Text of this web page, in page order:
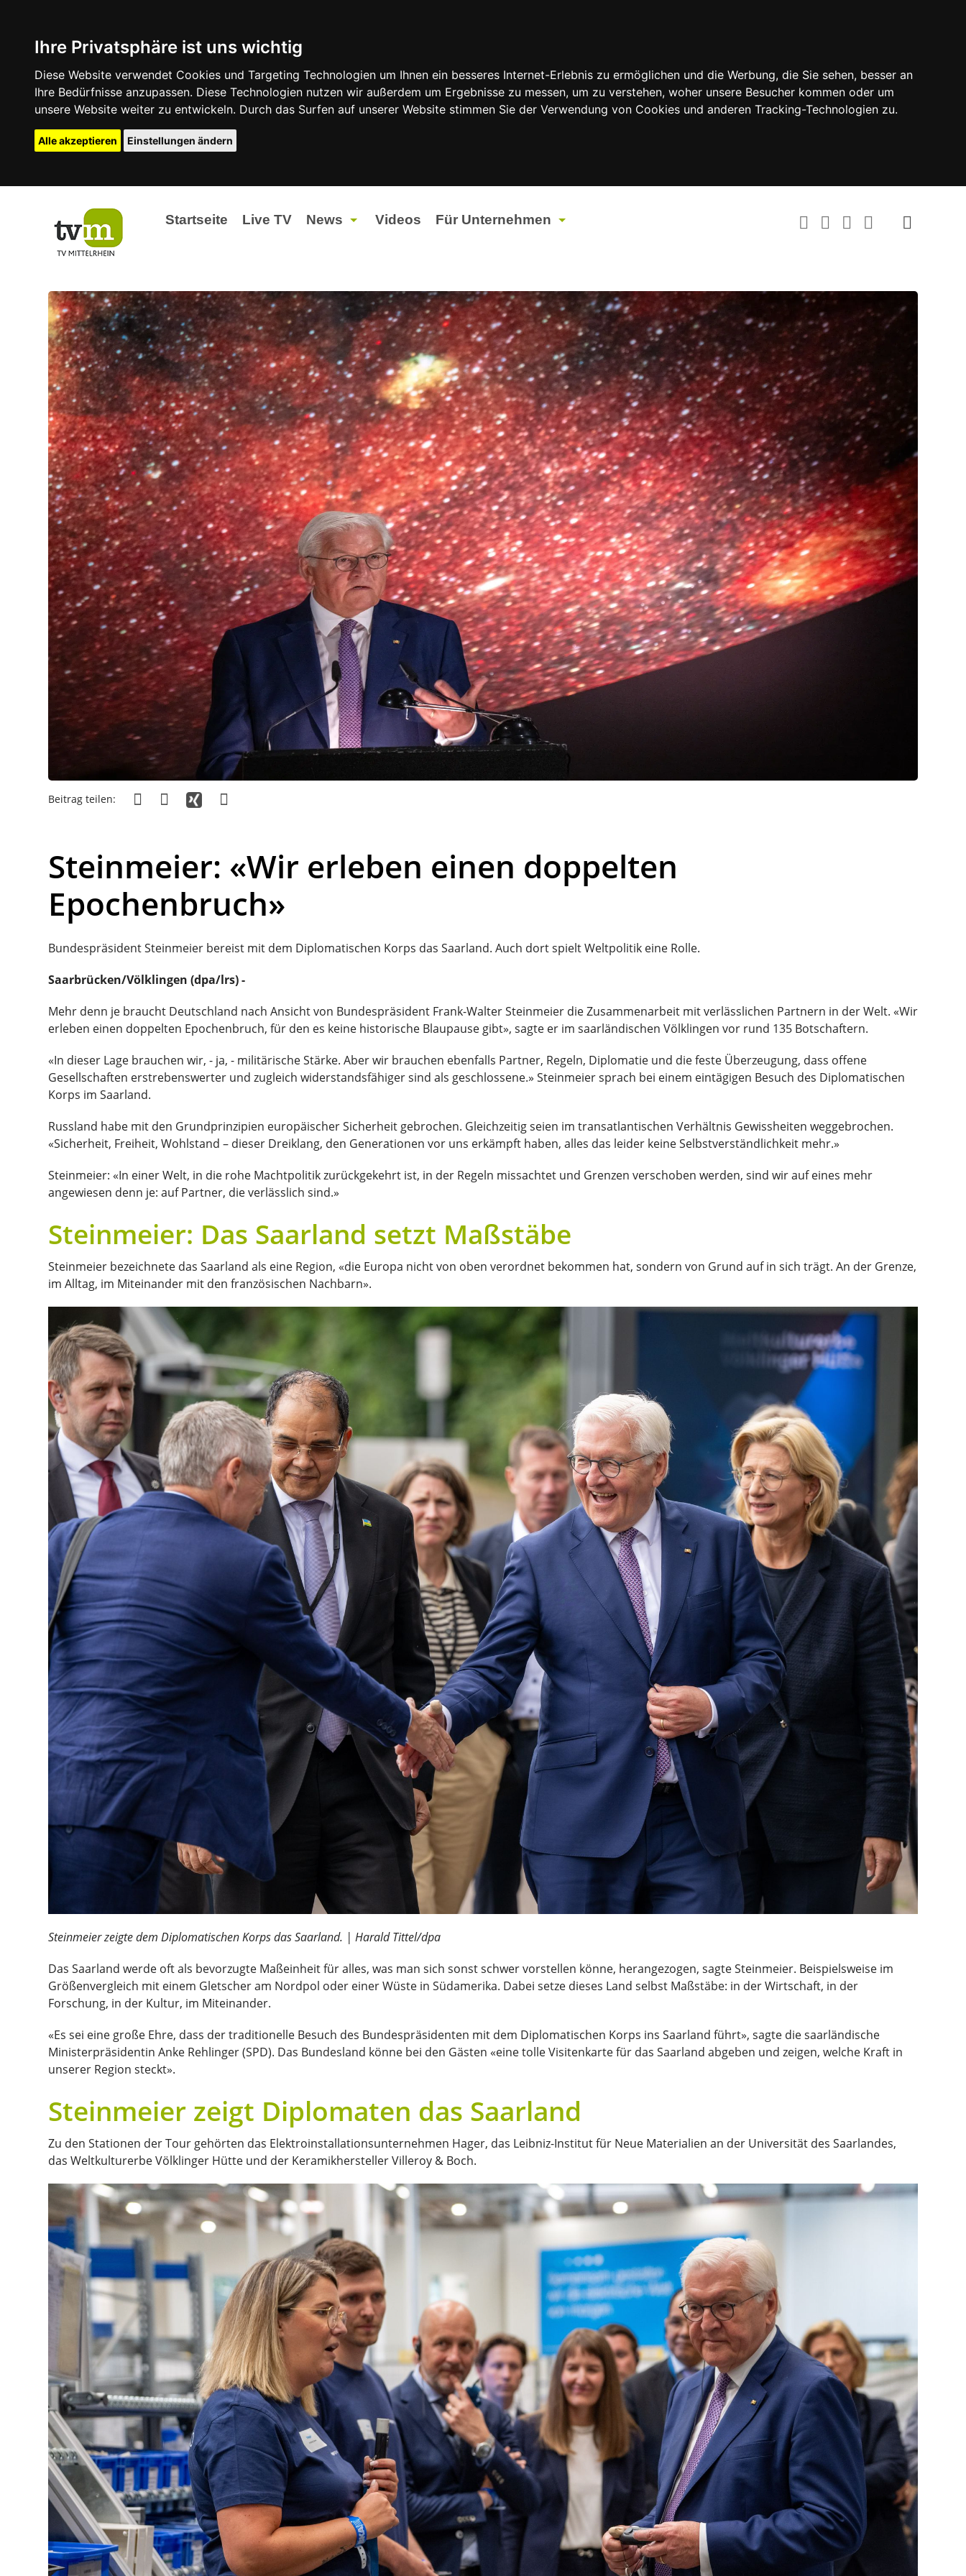
Ihre Privatsphäre ist uns wichtig
Diese Website verwendet Cookies und Targeting Technologien um Ihnen ein besseres Internet-Erlebnis zu ermöglichen und die Werbung, die Sie sehen, besser an
Ihre Bedürfnisse anzupassen. Diese Technologien nutzen wir außerdem um Ergebnisse zu messen, um zu verstehen, woher unsere Besucher kommen oder um
unsere Website weiter zu entwickeln. Durch das Surfen auf unserer Website stimmen Sie der Verwendung von Cookies und anderen Tracking-Technologien zu.
Alle akzeptieren Einstellungen ändern
Startseite Live TV News
Landtagswahlen 2026
Lokales
Partner Content
Sport
Videos Für Unternehmen
Beitrag teilen:
Steinmeier: «Wir erleben einen doppelten
Epochenbruch»
Bundespräsident Steinmeier bereist mit dem Diplomatischen Korps das Saarland. Auch dort spielt Weltpolitik eine Rolle.
Saarbrücken/Völklingen (dpa/lrs) -
Mehr denn je braucht Deutschland nach Ansicht von Bundespräsident Frank-Walter Steinmeier die Zusammenarbeit mit verlässlichen Partnern in der Welt. «Wir
erleben einen doppelten Epochenbruch, für den es keine historische Blaupause gibt», sagte er im saarländischen Völklingen vor rund 135 Botschaftern.
«In dieser Lage brauchen wir, - ja, - militärische Stärke. Aber wir brauchen ebenfalls Partner, Regeln, Diplomatie und die feste Überzeugung, dass offene
Gesellschaften erstrebenswerter und zugleich widerstandsfähiger sind als geschlossene.» Steinmeier sprach bei einem eintägigen Besuch des Diplomatischen
Korps im Saarland.
Russland habe mit den Grundprinzipien europäischer Sicherheit gebrochen. Gleichzeitig seien im transatlantischen Verhältnis Gewissheiten weggebrochen.
«Sicherheit, Freiheit, Wohlstand – dieser Dreiklang, den Generationen vor uns erkämpft haben, alles das leider keine Selbstverständlichkeit mehr.»
Steinmeier: «In einer Welt, in die rohe Machtpolitik zurückgekehrt ist, in der Regeln missachtet und Grenzen verschoben werden, sind wir auf eines mehr
angewiesen denn je: auf Partner, die verlässlich sind.»
Steinmeier: Das Saarland setzt Maßstäbe
Steinmeier bezeichnete das Saarland als eine Region, «die Europa nicht von oben verordnet bekommen hat, sondern von Grund auf in sich trägt. An der Grenze,
im Alltag, im Miteinander mit den französischen Nachbarn».
Steinmeier zeigte dem Diplomatischen Korps das Saarland. | Harald Tittel/dpa
Das Saarland werde oft als bevorzugte Maßeinheit für alles, was man sich sonst schwer vorstellen könne, herangezogen, sagte Steinmeier. Beispielsweise im
Größenvergleich mit einem Gletscher am Nordpol oder einer Wüste in Südamerika. Dabei setze dieses Land selbst Maßstäbe: in der Wirtschaft, in der
Forschung, in der Kultur, im Miteinander.
«Es sei eine große Ehre, dass der traditionelle Besuch des Bundespräsidenten mit dem Diplomatischen Korps ins Saarland führt», sagte die saarländische
Ministerpräsidentin Anke Rehlinger (SPD). Das Bundesland könne bei den Gästen «eine tolle Visitenkarte für das Saarland abgeben und zeigen, welche Kraft in
unserer Region steckt».
Steinmeier zeigt Diplomaten das Saarland
Zu den Stationen der Tour gehörten das Elektroinstallationsunternehmen Hager, das Leibniz-Institut für Neue Materialien an der Universität des Saarlandes,
das Weltkulturerbe Völklinger Hütte und der Keramikhersteller Villeroy & Boch.